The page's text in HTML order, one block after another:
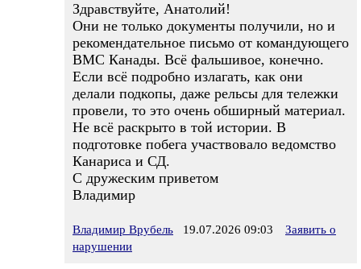
Здравствуйте, Анатолий!
Они не только документы получили, но и
рекомендательное письмо от командующего
ВМС Канады. Всё фальшивое, конечно.
Если всё подробно излагать, как они
делали подкопы, даже рельсы для тележки
провели, то это очень обширный материал.
Не всё раскрыто в той истории. В
подготовке побега участвовало ведомство
Канариса и СД.
С дружеским приветом
Владимир
Владимир Врубель 19.07.2026 09:03
Заявить о
нарушении